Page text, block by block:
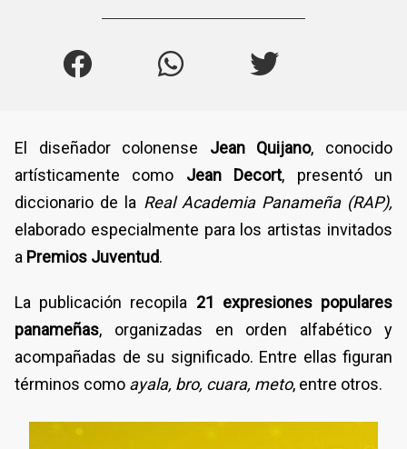
El diseñador colonense Jean Quijano, conocido
artísticamente como Jean Decort, presentó un
diccionario de la Real Academia Panameña (RAP),
elaborado especialmente para los artistas invitados
a Premios Juventud.
La publicación recopila 21 expresiones populares
panameñas, organizadas en orden alfabético y
acompañadas de su significado. Entre ellas figuran
términos como ayala, bro, cuara, meto, entre otros.